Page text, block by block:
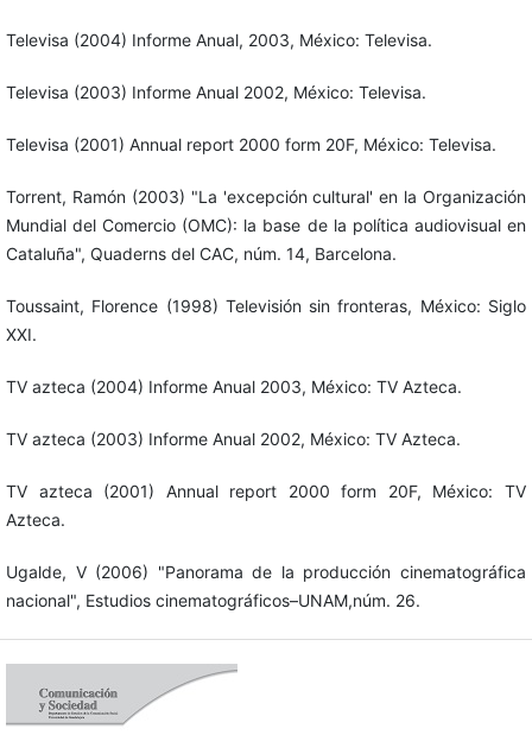
Televisa (2004) Informe Anual, 2003, México: Televisa.
Televisa (2003) Informe Anual 2002, México: Televisa.
Televisa (2001) Annual report 2000 form 20F, México: Televisa.
Torrent, Ramón (2003) "La 'excepción cultural' en la Organización
Mundial del Comercio (OMC): la base de la política audiovisual en
Cataluña", Quaderns del CAC, núm. 14, Barcelona.
Toussaint, Florence (1998) Televisión sin fronteras, México: Siglo
XXI.
TV azteca (2004) Informe Anual 2003, México: TV Azteca.
TV azteca (2003) Informe Anual 2002, México: TV Azteca.
TV azteca (2001) Annual report 2000 form 20F, México: TV
Azteca.
Ugalde, V (2006) "Panorama de la producción cinematográfica
nacional", Estudios cinematográficos–UNAM,núm. 26.